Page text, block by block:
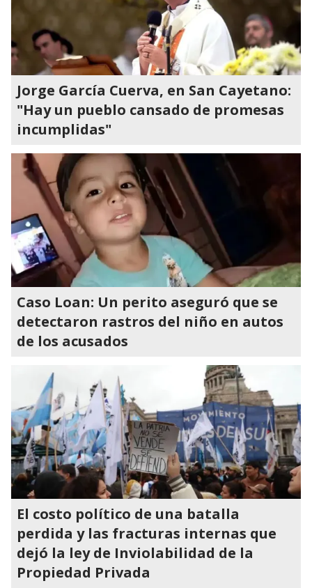
Jorge García Cuerva, en San Cayetano:
"Hay un pueblo cansado de promesas
incumplidas"
Caso Loan: Un perito aseguró que se
detectaron rastros del niño en autos
de los acusados
El costo político de una batalla
perdida y las fracturas internas que
dejó la ley de Inviolabilidad de la
Propiedad Privada